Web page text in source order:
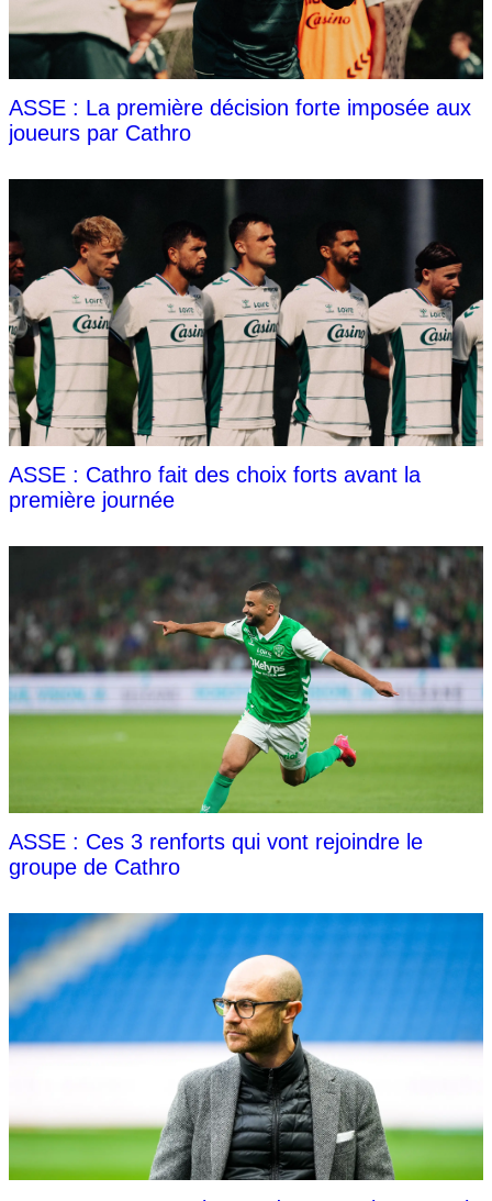
ASSE : La première décision forte imposée aux
joueurs par Cathro
ASSE : Cathro fait des choix forts avant la
première journée
ASSE : Ces 3 renforts qui vont rejoindre le
groupe de Cathro